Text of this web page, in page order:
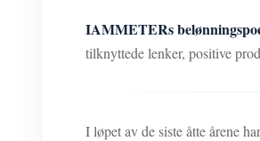
IAMMETERs
tilknyttede lenker, positive
I løpet av de siste åtte årene